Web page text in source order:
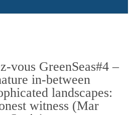
vous GreenSeas#4 –
in-between
landscapes:
witness (Mar